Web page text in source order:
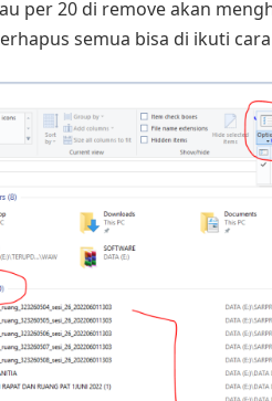
per 20 di remove akan
semua bisa di ikuti